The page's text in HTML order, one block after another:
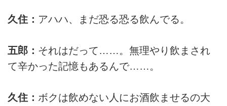
久住： アハハ、まだ恐る恐る飲んでる。
五郎： それはだって……。無理やり飲まされ
て辛かった記憶もあるんで……。
久住： ボクは飲めない人にお酒飲ませるの大